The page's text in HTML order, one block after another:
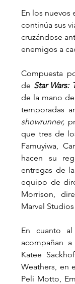
En los nuevos
continúa sus
cruzándose
enemigos a
Compuesta
de Star Wars:
de la mano
showrunner,
que tres de
Famuyiwa,
hacen su
entregas de
equipo de
Morrison,
Marvel Studios
En cuanto
acompañan
Katee
Weathers, en
Peli Motto,